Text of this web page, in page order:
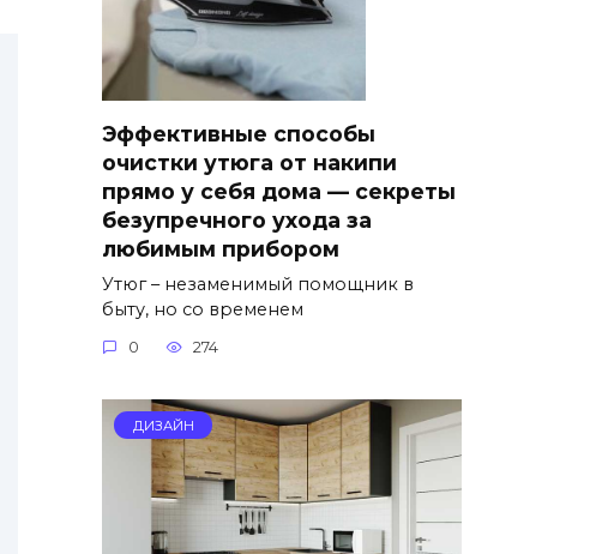
Эффективные способы
очистки утюга от накипи
прямо у себя дома — секреты
безупречного ухода за
любимым прибором
Утюг – незаменимый помощник в
быту, но со временем
0 274
ДИЗАЙН